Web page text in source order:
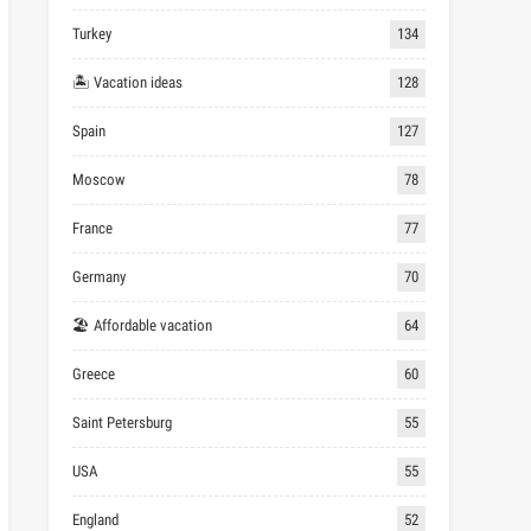
Turkey 134
🏝 Vacation ideas 128
Spain 127
Moscow 78
France 77
Germany 70
🏖 Affordable vacation 64
Greece 60
Saint Petersburg 55
USA 55
England 52